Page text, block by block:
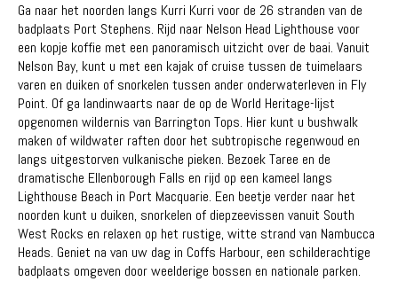
Ga naar het noorden langs Kurri Kurri voor de 26 stranden van de
badplaats Port Stephens. Rijd naar Nelson Head Lighthouse voor
een kopje koffie met een panoramisch uitzicht over de baai. Vanuit
Nelson Bay, kunt u met een kajak of cruise tussen de tuimelaars
varen en duiken of snorkelen tussen ander onderwaterleven in Fly
Point. Of ga landinwaarts naar de op de World Heritage-lijst
opgenomen wildernis van Barrington Tops. Hier kunt u bushwalk
maken of wildwater raften door het subtropische regenwoud en
langs uitgestorven vulkanische pieken. Bezoek Taree en de
dramatische Ellenborough Falls en rijd op een kameel langs
Lighthouse Beach in Port Macquarie. Een beetje verder naar het
noorden kunt u duiken, snorkelen of diepzeevissen vanuit South
West Rocks en relaxen op het rustige, witte strand van Nambucca
Heads. Geniet na van uw dag in Coffs Harbour, een schilderachtige
badplaats omgeven door weelderige bossen en nationale parken.